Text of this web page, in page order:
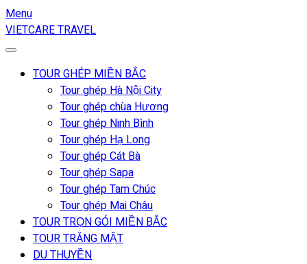
Menu
VIETCARE TRAVEL
TOUR GHÉP MIỀN BẮC
Tour ghép Hà Nội City
Tour ghép chùa Hương
Tour ghép Ninh Bình
Tour ghép Hạ Long
Tour ghép Cát Bà
Tour ghép Sapa
Tour ghép Tam Chúc
Tour ghép Mai Châu
TOUR TRỌN GÓI MIỀN BẮC
TOUR TRĂNG MẬT
DU THUYỀN